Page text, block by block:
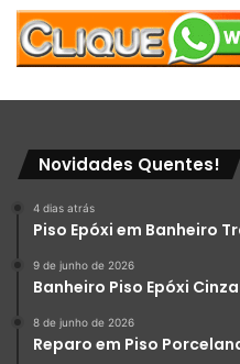
Novidades Quentes!
4 dias atrás
Piso Epóxi em Banheiro
9 de junho de 2026
Banheiro Piso Epóxi Cinza
8 de junho de 2026
Reparo em Piso